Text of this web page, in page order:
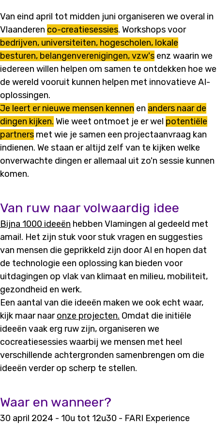
Van eind april tot midden juni organiseren we overal in
Vlaanderen co-creatiesessies. Workshops voor
bedrijven, universiteiten, hogescholen, lokale
besturen, belangenverenigingen, vzw's enz waarin we
iedereen willen helpen om samen te ontdekken hoe we
de wereld vooruit kunnen helpen met innovatieve AI-
oplossingen.
Je leert er nieuwe mensen kennen en anders naar de
dingen kijken. Wie weet ontmoet je er wel potentiële
partners met wie je samen een projectaanvraag kan
indienen. We staan er altijd zelf van te kijken welke
onverwachte dingen er allemaal uit zo'n sessie kunnen
komen.
Van ruw naar volwaardig idee
Bijna 1000 ideeën hebben Vlamingen al gedeeld met
amai!. Het zijn stuk voor stuk vragen en suggesties
van mensen die geprikkeld zijn door AI en hopen dat
de technologie een oplossing kan bieden voor
uitdagingen op vlak van klimaat en milieu, mobiliteit,
gezondheid en werk.
Een aantal van die ideeën maken we ook echt waar,
kijk maar naaronze projecten. Omdat die initiële
ideeën vaak erg ruw zijn, organiseren we
cocreatiesessies waarbij we mensen met heel
verschillende achtergronden samenbrengen om die
ideeën verder op scherp te stellen.
Waar en wanneer?
30 april 2024 - 10u tot 12u30 - FARI Experience